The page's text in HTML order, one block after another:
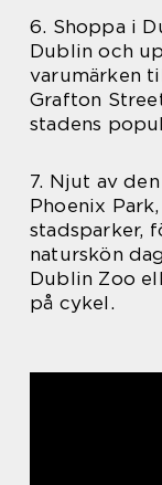
6. Shoppa i
Dublin och
varumärken
Grafton
stadens
7. Njut av
Phoenix
stadsparker,
naturskön
Dublin Zoo
på cykel.